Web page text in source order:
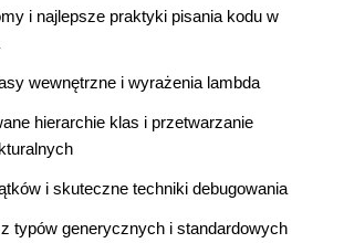
i najlepsze praktyki pisania kodu w
wewnętrzne i wyrażenia lambda
hierarchie klas i przetwarzanie
i skuteczne techniki debugowania
typów generycznych i standardowych